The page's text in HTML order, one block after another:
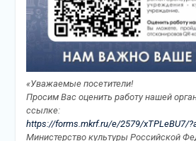
«Уважаемые посетители!
Просим Вас оценить работу нашей
ссылке:
https://forms.mkrf.ru/e/2579/xTPLeBU7/
Министерство культуры Российской